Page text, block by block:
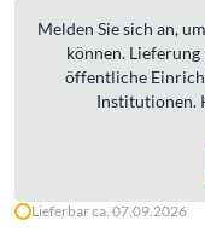
Melden Sie sich an,
können.
öffentliche
Institutionen.
Lieferbar ca. 07.09.2026